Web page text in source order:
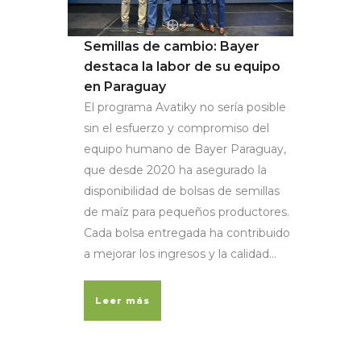
Semillas de cambio: Bayer
destaca la labor de su equipo
en Paraguay
El programa Avatiky no sería posible
sin el esfuerzo y compromiso del
equipo humano de Bayer Paraguay,
que desde 2020 ha asegurado la
disponibilidad de bolsas de semillas
de maíz para pequeños productores.
Cada bolsa entregada ha contribuido
a mejorar los ingresos y la calidad...
Leer más